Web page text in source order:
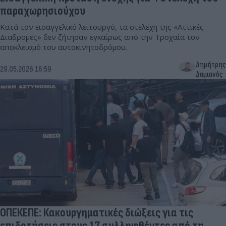
παραχωρησιούχου
Κατά τον εισαγγελικό λειτουργό, τα στελέχη της «Αττικές
Διαδρομές» δεν ζήτησαν εγκαίρως από την Τροχαία τον
αποκλεισμό του αυτοκινητοδρόμου.
29.05.2026 16:59
Δημήτρης
Δαμιανός
ΟΠΕΚΕΠΕ: Κακουργηματικές διώξεις για τις